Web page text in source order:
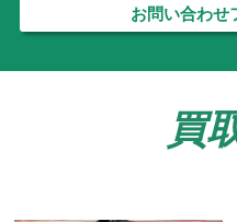
お問い合わせ
買